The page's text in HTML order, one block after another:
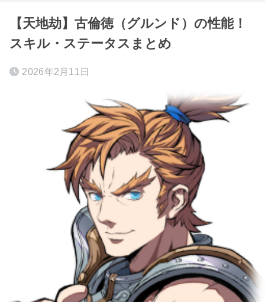
【天地劫】古倫徳（グルンド）の性能！
スキル・ステータスまとめ
2026年2月11日